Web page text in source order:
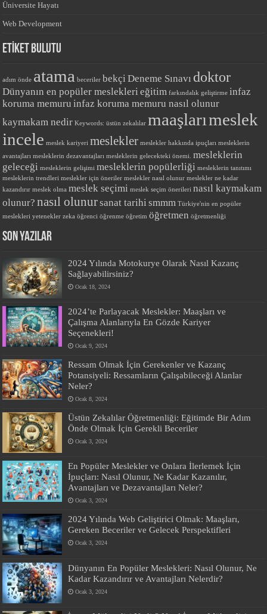
Üniversite Hayatı
Web Development
ETİKET BULUTU
adım önde atama beceriler bekçiDeneme Sınavı doktor
Dünyanın en popüler mesleklerieğitim farkındalık geliştirme infaz
koruma memuru infaz koruma memuru nasıl olunur
kaymakam nedir Keywords: üstün zekalılar maaşlarımeslek
incele meslek kariyeri meslekler meslekler hakkında ipuçları mesleklerin
avantajları mesleklerin dezavantajları mesleklerin gelecekteki önemi.
mesleklerin
geleceği mesleklerin gelişimi mesleklerin popülerliği mesleklerin tanıtımı
mesleklerin trendleri meslekler için öneriler meslekler nasıl olunur meslekler ne kadar
kazandırır meslek olma meslek seçimi meslek seçim önerileri nasıl kaymakam
olunur? nasıl olunursanat tarihismmm Türkiye'nin en popüler
meslekleri yetenekler zeka öğrenci öğrenme öğretim öğretmen öğretmenliği
SON YAZILAR
2024 Yılında Motokurye Olarak Nasıl Kazanç
Sağlayabilirsiniz?
Ocak 18, 2024
2024’te Parlayacak Meslekler: Maaşları ve
Çalışma Alanlarıyla En Gözde Kariyer
Seçenekleri!
Ocak 9, 2024
Ressam Olmak İçin Gerekenler ve Kazanç
Potansiyeli: Ressamların Çalışabileceği Alanlar
Neler?
Ocak 8, 2024
Üstün Zekalılar Öğretmenliği: Eğitimde Bir Adım
Önde Olmak İçin Gerekli Beceriler
Ocak 3, 2024
En Popüler Meslekler ve Onlara İlerlemek İçin
İpuçları: Nasıl Olunur, Ne Kadar Kazanılır,
Avantajları ve Dezavantajları Neler?
Ocak 3, 2024
2024 Yılında Web Geliştirici Olmak: Maaşları,
Gereken Beceriler ve Gelecek Perspektifleri
Ocak 3, 2024
Dünyanın En Popüler Meslekleri: Nasıl Olunur, Ne
Kadar Kazandırır ve Avantajları Nelerdir?
Ocak 3, 2024